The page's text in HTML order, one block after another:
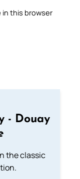
in this browser
- Douay
the classic